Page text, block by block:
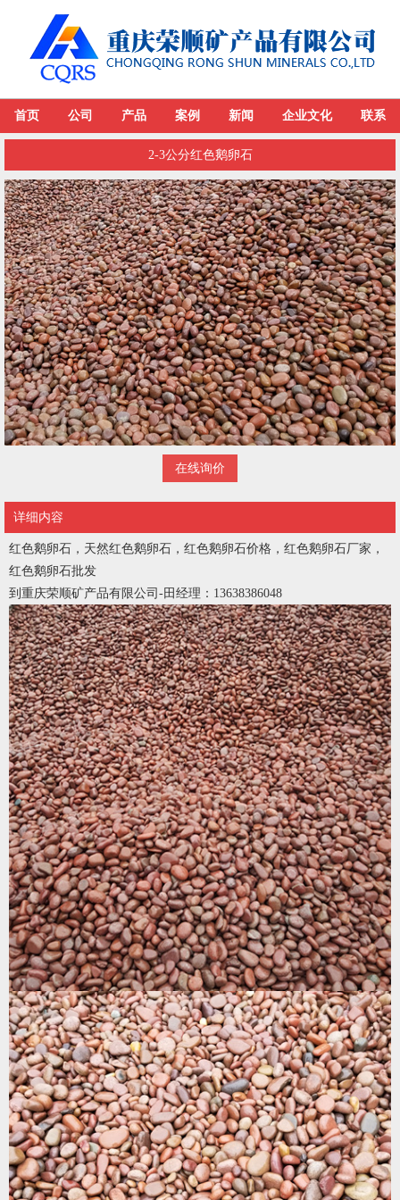
首页 公司 产品 案例 新闻 企业文化 联系
2-3公分红色鹅卵石
在线询价
详细内容
红色鹅卵石，天然红色鹅卵石，红色鹅卵石价格，红色鹅卵石厂家，
红色鹅卵石批发
到重庆荣顺矿产品有限公司-田经理：13638386048